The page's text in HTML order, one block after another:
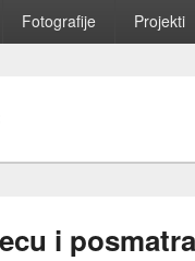
Fotografije Projekti
i